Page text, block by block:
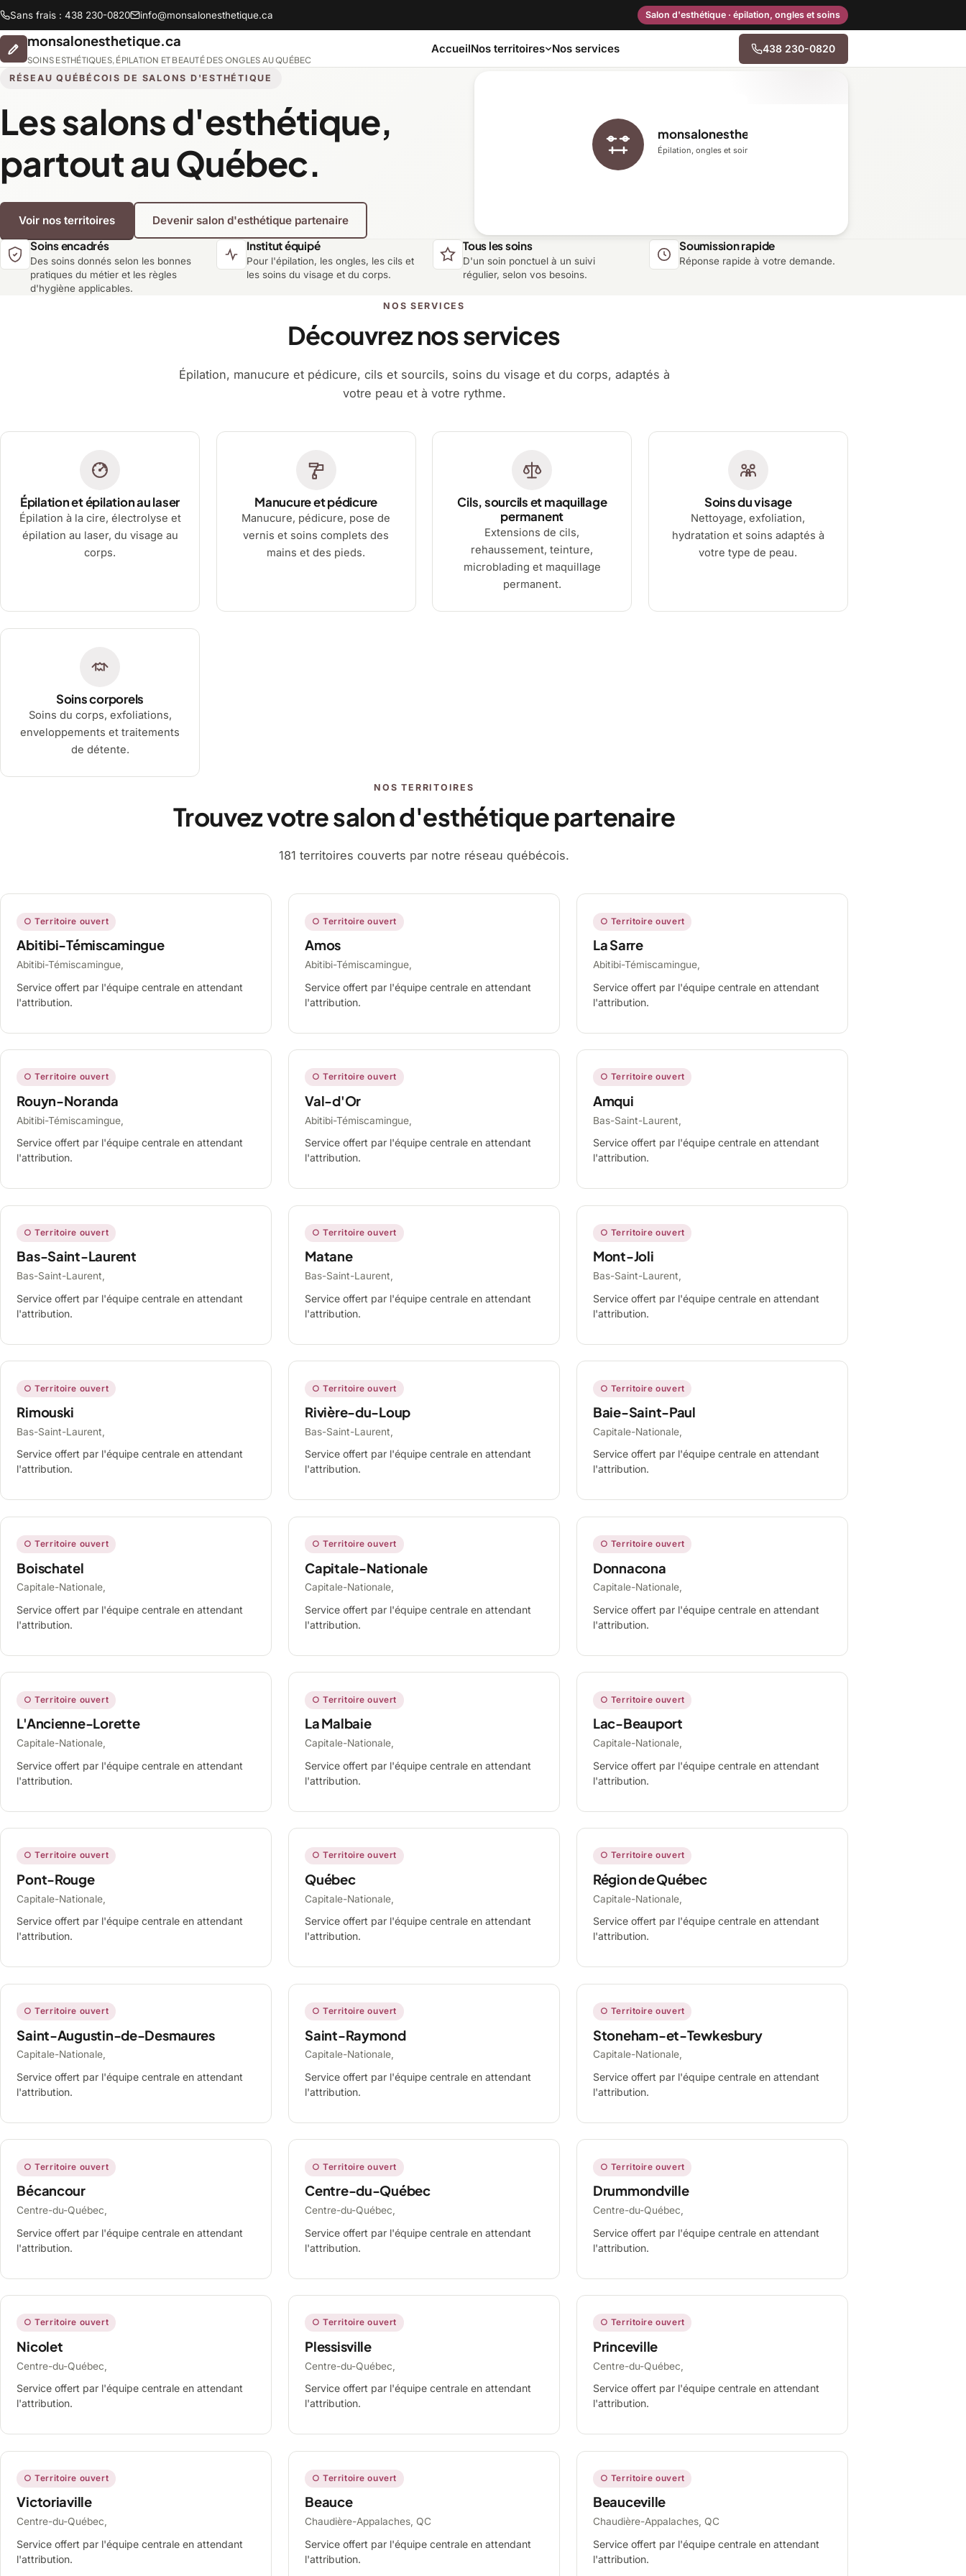
Sans frais : 438 230-0820 info@monsalonesthetique.ca Salon d'esthétique · épilation, ongles et soins
monsalonesthetique.ca
SOINS ESTHÉTIQUES, ÉPILATION ET BEAUTÉ DES ONGLES AU QUÉBEC
AccueilNos territoires
Bas-Saint-Laurent Capitale-Nationale Centre-du-Québec
Lanaudière Laurentides Laval Mauricie
Montérégie Nord-du-Québec
Nos services 438 230-0820
RÉSEAU QUÉBÉCOIS DE SALONS D'ESTHÉTIQUE
Les salons d'esthétique,
partout au Québec.
Voir nos territoires Devenir salon d'esthétique partenaire
monsalonesthetique.ca
Épilation, ongles et soins du visage
Soins encadrés
Des soins donnés selon les bonnes
pratiques du métier et les règles
d'hygiène applicables.
Institut équipé
Pour l'épilation, les ongles, les cils et
les soins du visage et du corps.
Tous les soins
D'un soin ponctuel à un suivi
régulier, selon vos besoins.
Soumission rapide
Réponse rapide à votre demande.
NOS SERVICES
Découvrez nos services
Épilation, manucure et pédicure, cils et sourcils, soins du visage et du corps, adaptés à
votre peau et à votre rythme.
Épilation et épilation au laser
Épilation à la cire, électrolyse et
épilation au laser, du visage au
corps.
Manucure et pédicure
Manucure, pédicure, pose de
vernis et soins complets des
mains et des pieds.
Cils, sourcils et maquillage
permanent
Extensions de cils,
rehaussement, teinture,
microblading et maquillage
permanent.
Soins du visage
Nettoyage, exfoliation,
hydratation et soins adaptés à
votre type de peau.
Soins corporels
Soins du corps, exfoliations,
enveloppements et traitements
de détente.
NOS TERRITOIRES
Trouvez votre salon d'esthétique partenaire
181 territoires couverts par notre réseau québécois.
○ Territoire ouvert
Abitibi-Témiscamingue
Abitibi-Témiscamingue,
Service offert par l'équipe centrale en attendant
l'attribution.
○ Territoire ouvert
Amos
Abitibi-Témiscamingue,
Service offert par l'équipe centrale en attendant
l'attribution.
○ Territoire ouvert
La Sarre
Abitibi-Témiscamingue,
Service offert par l'équipe centrale en attendant
l'attribution.
○ Territoire ouvert
Rouyn-Noranda
Abitibi-Témiscamingue,
Service offert par l'équipe centrale en attendant
l'attribution.
○ Territoire ouvert
Val-d'Or
Abitibi-Témiscamingue,
Service offert par l'équipe centrale en attendant
l'attribution.
○ Territoire ouvert
Amqui
Bas-Saint-Laurent,
Service offert par l'équipe centrale en attendant
l'attribution.
○ Territoire ouvert
Bas-Saint-Laurent
Bas-Saint-Laurent,
Service offert par l'équipe centrale en attendant
l'attribution.
○ Territoire ouvert
Matane
Bas-Saint-Laurent,
Service offert par l'équipe centrale en attendant
l'attribution.
○ Territoire ouvert
Mont-Joli
Bas-Saint-Laurent,
Service offert par l'équipe centrale en attendant
l'attribution.
○ Territoire ouvert
Rimouski
Bas-Saint-Laurent,
Service offert par l'équipe centrale en attendant
l'attribution.
○ Territoire ouvert
Rivière-du-Loup
Bas-Saint-Laurent,
Service offert par l'équipe centrale en attendant
l'attribution.
○ Territoire ouvert
Baie-Saint-Paul
Capitale-Nationale,
Service offert par l'équipe centrale en attendant
l'attribution.
○ Territoire ouvert
Boischatel
Capitale-Nationale,
Service offert par l'équipe centrale en attendant
l'attribution.
○ Territoire ouvert
Capitale-Nationale
Capitale-Nationale,
Service offert par l'équipe centrale en attendant
l'attribution.
○ Territoire ouvert
Donnacona
Capitale-Nationale,
Service offert par l'équipe centrale en attendant
l'attribution.
○ Territoire ouvert
L'Ancienne-Lorette
Capitale-Nationale,
Service offert par l'équipe centrale en attendant
l'attribution.
○ Territoire ouvert
La Malbaie
Capitale-Nationale,
Service offert par l'équipe centrale en attendant
l'attribution.
○ Territoire ouvert
Lac-Beauport
Capitale-Nationale,
Service offert par l'équipe centrale en attendant
l'attribution.
○ Territoire ouvert
Pont-Rouge
Capitale-Nationale,
Service offert par l'équipe centrale en attendant
l'attribution.
○ Territoire ouvert
Québec
Capitale-Nationale,
Service offert par l'équipe centrale en attendant
l'attribution.
○ Territoire ouvert
Région de Québec
Capitale-Nationale,
Service offert par l'équipe centrale en attendant
l'attribution.
○ Territoire ouvert
Saint-Augustin-de-Desmaures
Capitale-Nationale,
Service offert par l'équipe centrale en attendant
l'attribution.
○ Territoire ouvert
Saint-Raymond
Capitale-Nationale,
Service offert par l'équipe centrale en attendant
l'attribution.
○ Territoire ouvert
Stoneham-et-Tewkesbury
Capitale-Nationale,
Service offert par l'équipe centrale en attendant
l'attribution.
○ Territoire ouvert
Bécancour
Centre-du-Québec,
Service offert par l'équipe centrale en attendant
l'attribution.
○ Territoire ouvert
Centre-du-Québec
Centre-du-Québec,
Service offert par l'équipe centrale en attendant
l'attribution.
○ Territoire ouvert
Drummondville
Centre-du-Québec,
Service offert par l'équipe centrale en attendant
l'attribution.
○ Territoire ouvert
Nicolet
Centre-du-Québec,
Service offert par l'équipe centrale en attendant
l'attribution.
○ Territoire ouvert
Plessisville
Centre-du-Québec,
Service offert par l'équipe centrale en attendant
l'attribution.
○ Territoire ouvert
Princeville
Centre-du-Québec,
Service offert par l'équipe centrale en attendant
l'attribution.
○ Territoire ouvert
Victoriaville
Centre-du-Québec,
Service offert par l'équipe centrale en attendant
l'attribution.
○ Territoire ouvert
Beauce
Chaudière-Appalaches, QC
Service offert par l'équipe centrale en attendant
l'attribution.
○ Territoire ouvert
Beauceville
Chaudière-Appalaches, QC
Service offert par l'équipe centrale en attendant
l'attribution.